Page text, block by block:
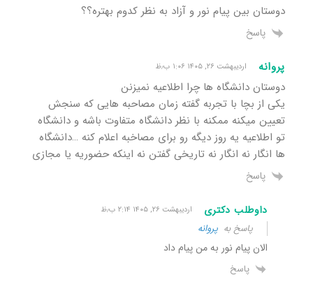
دوستان بین پیام نور و آزاد به نظر کدوم بهتره؟؟
پاسخ
پروانه اردیبهشت ۲۶, ۱۴۰۵ ۱:۰۶ ب٫ظ
دوستان دانشگاه ها چرا اطلاعیه نمیزنن
یکی از بچا با تجربه گفته زمان مصاحبه هایی که سنجش
تعیین میکنه ممکنه با نظر دانشگاه متفاوت باشه و دانشگاه
تو اطلاعیه یه روز دیگه رو برای مصاخبه اعلام کنه …دانشگاه
ها انگار نه انگار نه تاریخی گفتن نه اینکه حضوریه یا مجازی
پاسخ
داوطلب دکتری اردیبهشت ۲۶, ۱۴۰۵ ۲:۱۴ ب٫ظ
پاسخ به پروانه
الان پیام نور به من پیام داد
پاسخ